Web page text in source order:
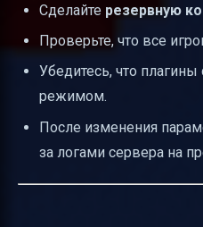
Сделайте резервную
Проверьте, что все
Убедитесь, что
режимом.
После изменения
за логами сервера на